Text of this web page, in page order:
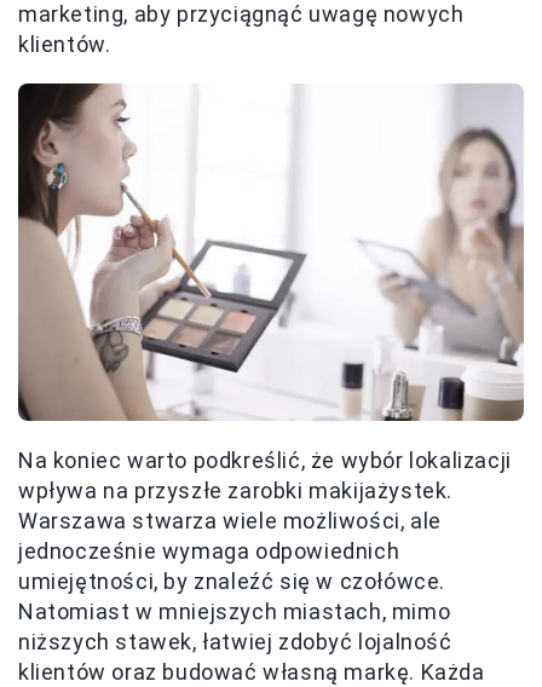
marketing, aby przyciągnąć uwagę nowych
klientów.
Na koniec warto podkreślić, że wybór lokalizacji
wpływa na przyszłe zarobki makijażystek.
Warszawa stwarza wiele możliwości, ale
jednocześnie wymaga odpowiednich
umiejętności, by znaleźć się w czołówce.
Natomiast w mniejszych miastach, mimo
niższych stawek, łatwiej zdobyć lojalność
klientów oraz budować własną markę. Każda